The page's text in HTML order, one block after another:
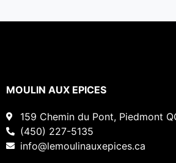
MOULIN AUX EPICES
159 Chemin du Pont, Piedmont
(450) 227-5135
info@lemoulinauxepices.ca